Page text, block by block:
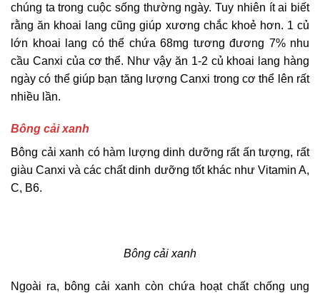
chúng ta trong cuộc sống thường ngày. Tuy nhiên ít ai biết
rằng ăn khoai lang cũng giúp xương chắc khoẻ hơn. 1 củ
lớn khoai lang có thể chứa 68mg tương đương 7% nhu
cầu Canxi của cơ thể. Như vậy ăn 1-2 củ khoai lang hàng
ngày có thể giúp bạn tăng lượng Canxi trong cơ thể lên rất
nhiều lần.
Bông cải xanh
Bông cải xanh có hàm lượng dinh dưỡng rất ấn tượng, rất
giàu Canxi và các chất dinh dưỡng tốt khác như Vitamin A,
C, B6.
Bông cải xanh
Ngoài ra, bông cải xanh còn chứa hoạt chất chống ung